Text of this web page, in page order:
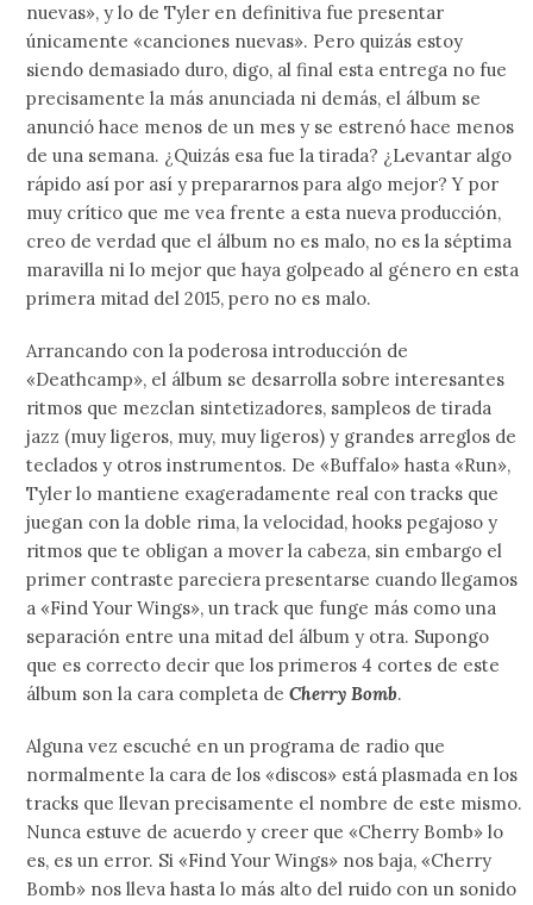
nuevas», y lo de Tyler en definitiva fue presentar
únicamente «canciones nuevas». Pero quizás estoy
siendo demasiado duro, digo, al final esta entrega no fue
precisamente la más anunciada ni demás, el álbum se
anunció hace menos de un mes y se estrenó hace menos
de una semana. ¿Quizás esa fue la tirada? ¿Levantar algo
rápido así por así y prepararnos para algo mejor? Y por
muy crítico que me vea frente a esta nueva producción,
creo de verdad que el álbum no es malo, no es la séptima
maravilla ni lo mejor que haya golpeado al género en esta
primera mitad del 2015, pero no es malo.
Arrancando con la poderosa introducción de
«Deathcamp», el álbum se desarrolla sobre interesantes
ritmos que mezclan sintetizadores, sampleos de tirada
jazz (muy ligeros, muy, muy ligeros) y grandes arreglos de
teclados y otros instrumentos. De «Buffalo» hasta «Run»,
Tyler lo mantiene exageradamente real con tracks que
juegan con la doble rima, la velocidad, hooks pegajoso y
ritmos que te obligan a mover la cabeza, sin embargo el
primer contraste pareciera presentarse cuando llegamos
a «Find Your Wings», un track que funge más como una
separación entre una mitad del álbum y otra. Supongo
que es correcto decir que los primeros 4 cortes de este
álbum son la cara completa deCherry Bomb.
Alguna vez escuché en un programa de radio que
normalmente la cara de los «discos» está plasmada en los
tracks que llevan precisamente el nombre de este mismo.
Nunca estuve de acuerdo y creer que «Cherry Bomb» lo
es, es un error. Si «Find Your Wings» nos baja, «Cherry
Bomb» nos lleva hasta lo más alto del ruido con un sonido